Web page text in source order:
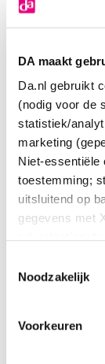
DA maakt
Da.nl gebruikt
(nodig voor de
statistiek/
marketing
Niet-essentiële
toestemming;
uitsluitend op
gegevens met
en de
Noodzakelijk
Voorkeuren
Roosvicee
Roosvicee
gezonde
authentieke